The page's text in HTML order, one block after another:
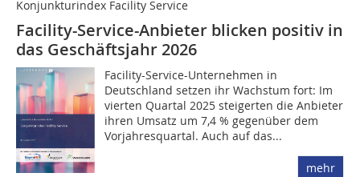
Konjunkturindex Facility Service
Facility-Service-Anbieter blicken positiv in
das Geschäftsjahr 2026
Facility-Service-Unternehmen in
Deutschland setzen ihr Wachstum fort: Im
vierten Quartal 2025 steigerten die Anbieter
ihren Umsatz um 7,4 % ­gegenüber dem
Vorjahresquartal. Auch auf das...
mehr